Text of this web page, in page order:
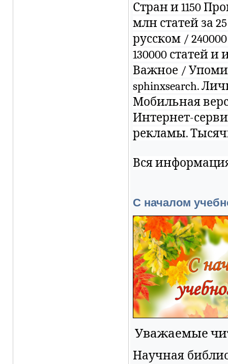
Стран и 1150
млн статей за
русском /
130000 статей
Важное /
sphinxsearch.
Мобильная
Интернет-
рекламы.
Вся
С началом
Уважаемые
Научная